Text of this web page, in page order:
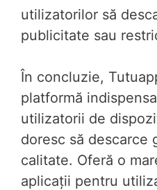
utilizatorilor să
publicitate sau
În concluzie,
platformă
utilizatorii de
doresc să descarce
calitate. Oferă o
aplicații pentru